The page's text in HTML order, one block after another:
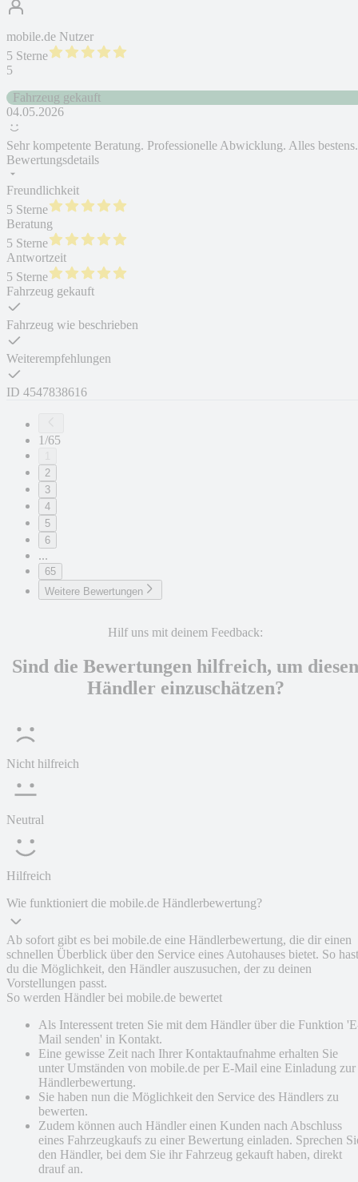
mobile.de Nutzer
5 Sterne
5
Fahrzeug gekauft
04.05.2026
Sehr kompetente Beratung. Professionelle Abwicklung. Alles bestens.
Bewertungsdetails
Freundlichkeit
5 Sterne
Beratung
5 Sterne
Antwortzeit
5 Sterne
Fahrzeug gekauft
Fahrzeug wie beschrieben
Weiterempfehlungen
ID 4547838616
1/65
2
3
4
5
6
...
65
Weitere Bewertungen
Hilf uns mit deinem Feedback:
Sind die Bewertungen hilfreich, um diesen
Händler einzuschätzen?
Nicht hilfreich
Neutral
Hilfreich
Wie funktioniert die mobile.de Händlerbewertung?
Ab sofort gibt es bei mobile.de eine Händlerbewertung, die dir einen
schnellen Überblick über den Service eines Autohauses bietet. So hast
du die Möglichkeit, den Händler auszusuchen, der zu deinen
Vorstellungen passt.
So werden Händler bei mobile.de bewertet
Als Interessent treten Sie mit dem Händler über die Funktion
Mail senden' in Kontakt.
Eine gewisse Zeit nach Ihrer Kontaktaufnahme erhalten Sie
unter Umständen von mobile.de per E-Mail eine Einladung zur
Händlerbewertung.
Sie haben nun die Möglichkeit den Service des Händlers zu
bewerten.
Zudem können auch Händler einen Kunden nach Abschluss
eines Fahrzeugkaufs zu einer Bewertung einladen. Sprechen
den Händler, bei dem Sie ihr Fahrzeug gekauft haben, direkt
drauf an.